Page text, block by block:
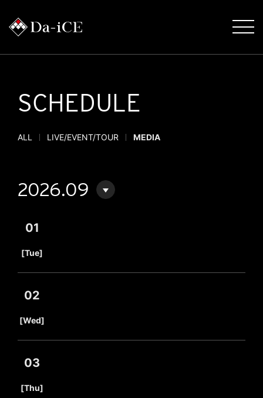
SCHEDULE
ALL LIVE/EVENT/TOUR MEDIA
2026.09
01
[Tue]
02
[Wed]
03
[Thu]